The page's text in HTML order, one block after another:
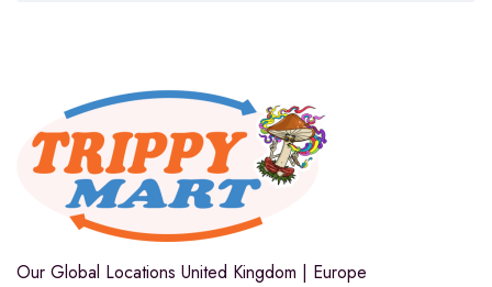
Our Global Locations United Kingdom | Europe